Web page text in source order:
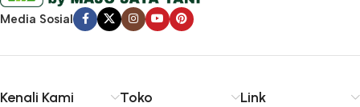
Media Sosial
Kenali Kami Toko Link